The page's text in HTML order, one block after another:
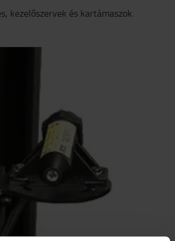
kezelőszervek és kartámaszok.